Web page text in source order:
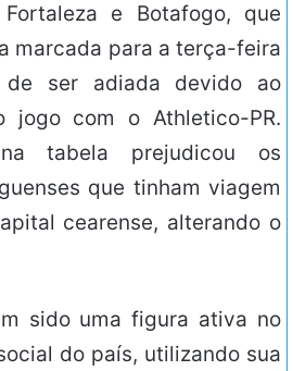
e Botafogo, que
marcada para a terça-feira
ser adiada devido ao
jogo com o Athletico-PR.
tabela prejudicou os
que tinham viagem
cearense, alterando o
sido uma figura ativa no
do país, utilizando sua